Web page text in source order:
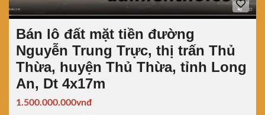
Bán lô đất mặt tiền đường
Nguyễn Trung Trực, thị trấn Thủ
Thừa, huyện Thủ Thừa, tỉnh Long
An, Dt 4x17m
1.500.000.000vnđ